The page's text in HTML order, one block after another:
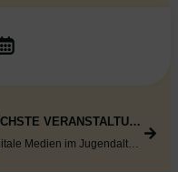
NÄCHSTE VERANSTALTUNG
Digitale Medien im Jugendalter – Online-Vortrag für Eltern und Erziehende